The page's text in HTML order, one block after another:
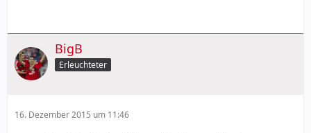
BigB
Erleuchteter
16. Dezember 2015 um 11:46